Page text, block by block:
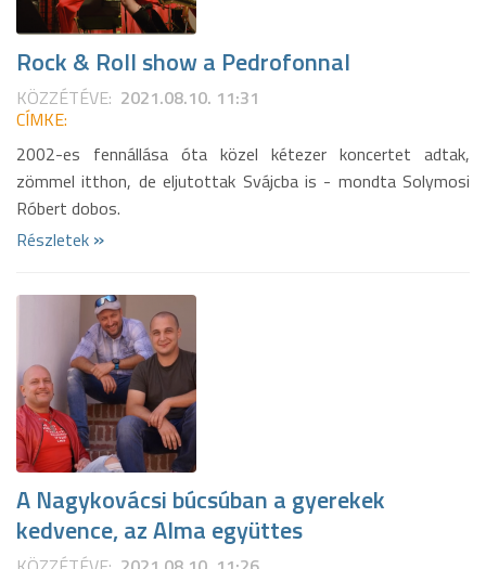
Rock & Roll show a Pedrofonnal
KÖZZÉTÉVE: 2021.08.10. 11:31
CÍMKE:
2002-es fennállása óta közel kétezer koncertet adtak,
zömmel itthon, de eljutottak Svájcba is - mondta Solymosi
Róbert dobos.
Részletek »
A Nagykovácsi búcsúban a gyerekek
kedvence, az Alma együttes